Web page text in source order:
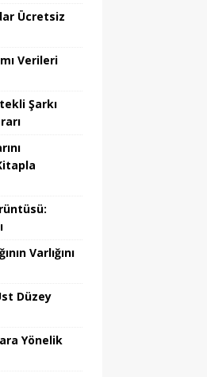
Ücretsiz
Verileri
Şarkı
Varlığını
Düzey
Yönelik